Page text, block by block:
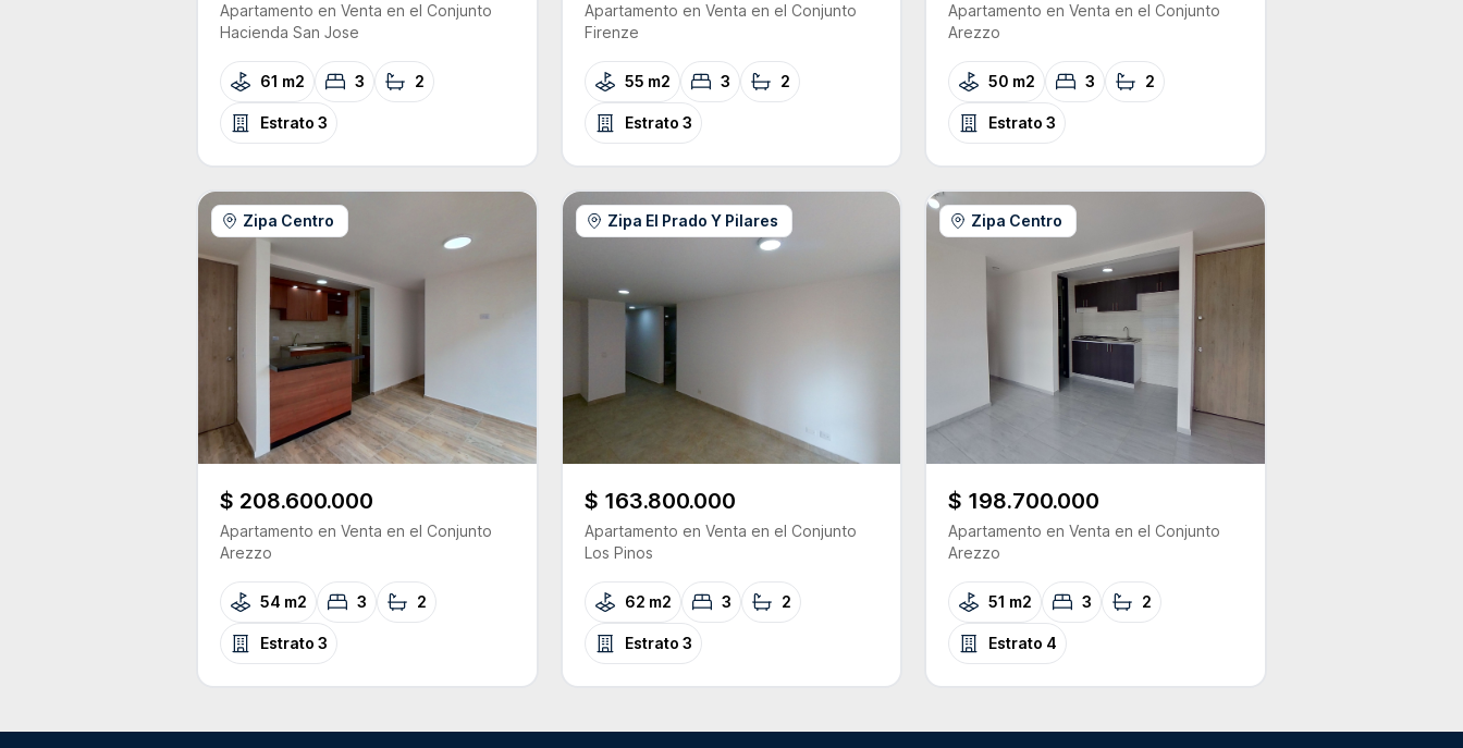
Apartamento en Venta en el Conjunto
Hacienda San Jose
61 m2 3 2
Estrato 3
Apartamento en Venta en el Conjunto
Firenze
55 m2 3 2
Estrato 3
Apartamento en Venta en el Conjunto
Arezzo
50 m2 3 2
Estrato3
Zipa Centro
$ 208.600.000
Apartamento en Venta en el Conjunto
Arezzo
54 m2 3 2
Estrato 3
Zipa El Prado Y Pilares
$ 163.800.000
Apartamento en Venta en el Conjunto
Los Pinos
62 m2 3 2
Estrato 3
Zipa Centro
$ 198.700.000
Apartamento en Venta en el Conjunto
Arezzo
51 m2 3 2
Estrato 4